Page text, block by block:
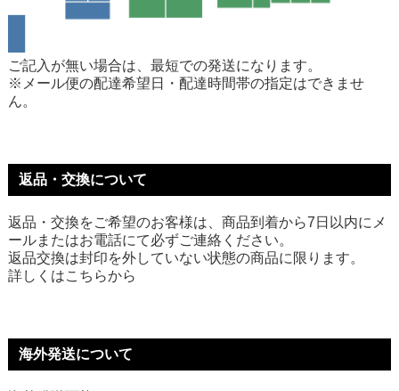
ご記入が無い場合は、最短での発送になります。
※メール便の配達希望日・配達時間帯の指定はできませ
ん。
返品・交換について
返品・交換をご希望のお客様は、商品到着から7日以内にメ
ールまたはお電話にて必ずご連絡ください。
返品交換は封印を外していない状態の商品に限ります。
詳しくはこちらから
海外発送について